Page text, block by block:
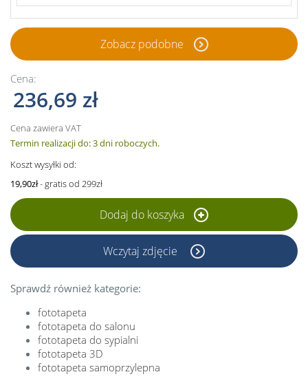
Zobacz podobne
Cena:
236,69 zł
Cena zawiera VAT
Termin realizacji do: 3 dni roboczych.
Koszt wysyłki od:
19,90zł- gratis od 299zł
Dodaj do koszyka
Wczytaj zdjęcie
Sprawdź również kategorie:
fototapeta
fototapeta do salonu
fototapeta do sypialni
fototapeta 3D
fototapeta samoprzylepna